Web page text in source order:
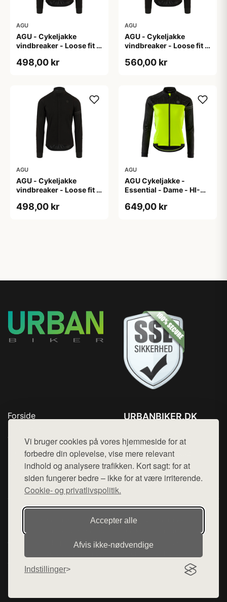
Vi bruger cookies på vores hjemmeside for at
forbedre din oplevelse, vise mere relevant
indhold og analysere trafikken. Kort sagt: for at
siden fungerer bedre – ikke for at være irriterende.
Cookie- og privatlivspolitik.
Accepter alle
Afvis ikke‑nødvendige
Indstillinger
AGU
AGU - Cykeljakke
vindbreaker - Loose fit -
498,00 kr
AGU
AGU - Cykeljakke
vindbreaker - Loose fit -
560,00 kr
AGU
AGU - Cykeljakke
vindbreaker - Loose fit -
498,00 kr
AGU
AGU Cykeljakke -
Essential - Dame - HI-
649,00 kr
Forside
Top Rabatter
Blog
Kontakt
URBANBIKER.DK
Mail: hej@want.dk
Cookie- og privatlivspolitik
Denne side er en del af want.dk, der udgiver en række
hjemmesider med præsentation af forskellige produkter fra
diverse webshops. Der sælges ikke varer fra denne side - vi
varerne på lager.